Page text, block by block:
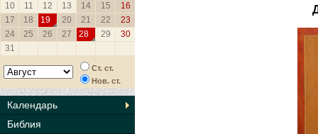
10
11 12 13 14 15
16
17
18 19 20 21 22
23
24
25 26 27 28 29
30
31
Ст. ст.
Нов. ст.
Календарь
Библия